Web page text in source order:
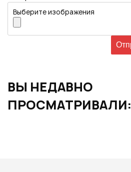
Выберите изображения
ВЫ НЕДАВНО
ПРОСМАТРИВАЛИ: